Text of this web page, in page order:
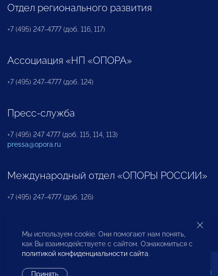
Отдел регионального развития
+7 (495) 247-4777 (доб. 116, 117)
Ассоциация «НП «ОПОРА»
+7 (495) 247-4777 (доб. 124)
Пресс-служба
+7 (495) 247 4777 (доб. 115, 114, 113)
pressa@opora.ru
Международный отдел «ОПОРЫ РОССИИ»
+7 (495) 247-4777 (доб. 126)
Бюро по защите прав предпринимателей и
инвесторов
Мы используем cookie. Они помогают нам понять,
как Вы взаимодействуете с сайтом. Ознакомиться с
политикой конфиденциальности сайта.
Принять